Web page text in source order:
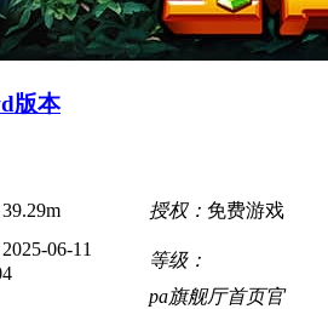
版本
39.29m 授权： 免费游戏
2025-06-11
等级：
pa旗舰厅首页官